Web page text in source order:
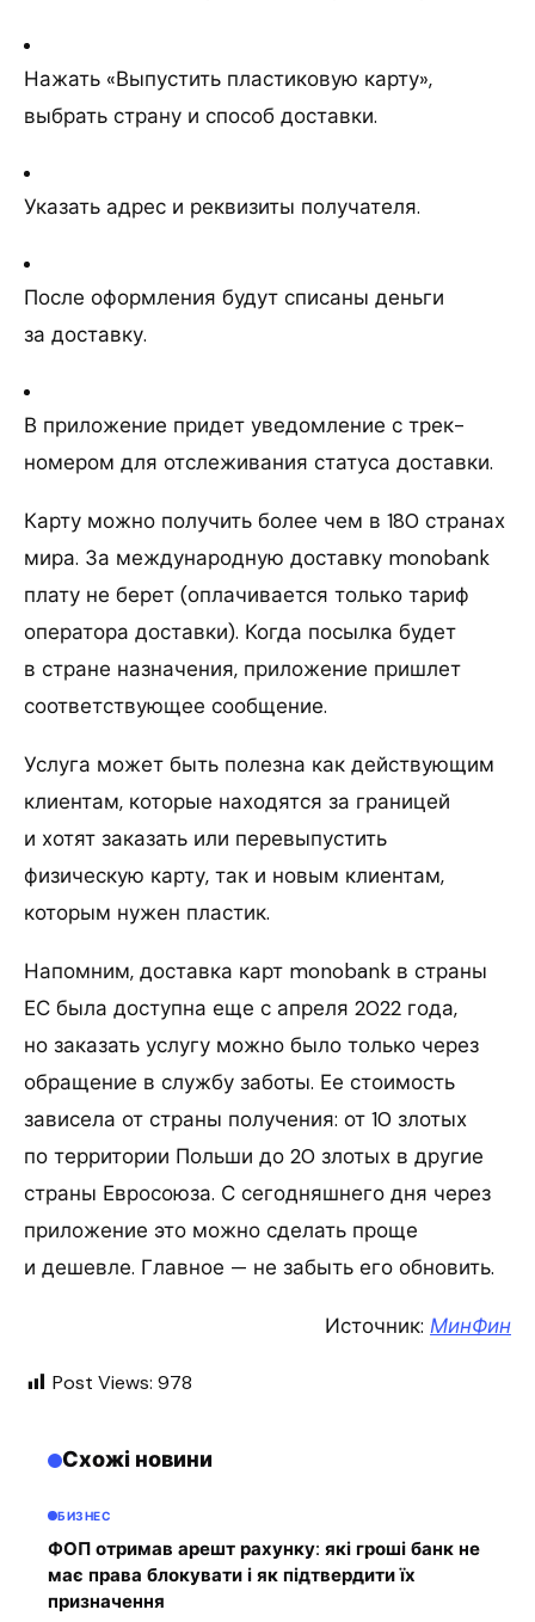
Нажать «Выпустить пластиковую карту»,
выбрать страну и способ доставки.
Указать адрес и реквизиты получателя.
После оформления будут списаны деньги
за доставку.
В приложение придет уведомление с трек-
номером для отслеживания статуса доставки.
Карту можно получить более чем в 180 странах
мира. За международную доставку monobank
плату не берет (оплачивается только тариф
оператора доставки). Когда посылка будет
в стране назначения, приложение пришлет
соответствующее сообщение.
Услуга может быть полезна как действующим
клиентам, которые находятся за границей
и хотят заказать или перевыпустить
физическую карту, так и новым клиентам,
которым нужен пластик.
Напомним, доставка карт monobank в страны
ЕС была доступна еще с апреля 2022 года,
но заказать услугу можно было только через
обращение в службу заботы. Ее стоимость
зависела от страны получения: от 10 злотых
по территории Польши до 20 злотых в другие
страны Евросоюза. С сегодняшнего дня через
приложение это можно сделать проще
и дешевле. Главное — не забыть его обновить.
Источник: МинФин
Post Views: 978
Схожі новини
БИЗНЕС
ФОП отримав арешт рахунку: які гроші банк не
має права блокувати і як підтвердити їх
призначення